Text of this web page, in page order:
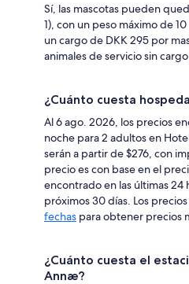
Sí, las mascotas pueden
1), con un peso máximo de
un cargo de DKK 295 por
animales de servicio sin
¿Cuánto cuesta
Al 6 ago. 2026, los precios
noche para 2 adultos en
serán a partir de $276, con
precio es con base en el
encontrado en las últimas 24
próximos 30 días. Los
fechas para obtener precios
¿Cuánto cuesta el
Annæ?